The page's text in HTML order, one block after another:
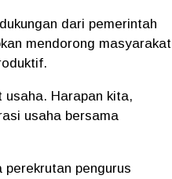
dari pemerintah
mendorong masyarakat
usaha. Harapan kita,
usaha bersama
pengurus